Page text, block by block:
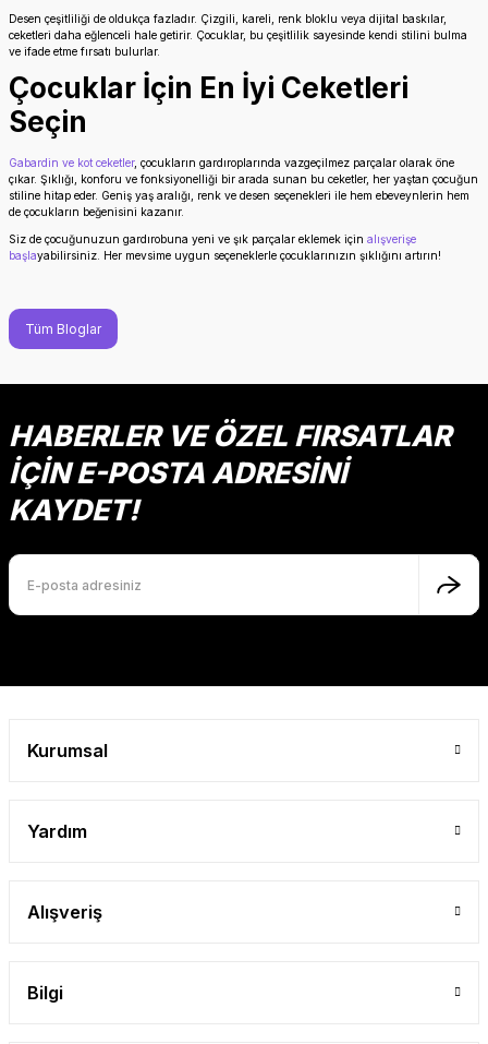
Desen çeşitliliği de oldukça fazladır. Çizgili, kareli, renk bloklu veya dijital baskılar,
ceketleri daha eğlenceli hale getirir. Çocuklar, bu çeşitlilik sayesinde kendi stilini bulma
ve ifade etme fırsatı bulurlar.
Çocuklar İçin En İyi Ceketleri
Seçin
Gabardin ve kot ceketler, çocukların gardıroplarında vazgeçilmez parçalar olarak öne
çıkar. Şıklığı, konforu ve fonksiyonelliği bir arada sunan bu ceketler, her yaştan çocuğun
stiline hitap eder. Geniş yaş aralığı, renk ve desen seçenekleri ile hem ebeveynlerin hem
de çocukların beğenisini kazanır.
Siz de çocuğunuzun gardırobuna yeni ve şık parçalar eklemek için alışverişe
başlayabilirsiniz. Her mevsime uygun seçeneklerle çocuklarınızın şıklığını artırın!
Tüm Bloglar
HABERLER VE ÖZEL FIRSATLAR
İÇİN E-POSTA ADRESİNİ
KAYDET!
Kurumsal
Yardım
Alışveriş
Bilgi